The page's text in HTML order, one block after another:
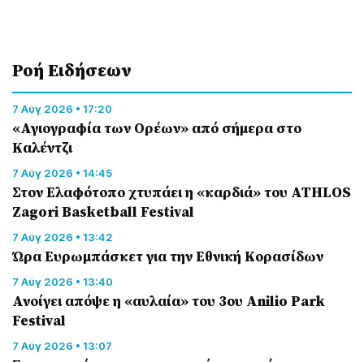
Ροή Eιδήσεων
7 Αύγ 2026 • 17:20
«Αγιογραφία των Ορέων» από σήμερα στο
Καλέντζι
7 Αύγ 2026 • 14:45
Στον Ελαφότοπο χτυπάει η «καρδιά» του ATHLOS
Zagori Basketball Festival
7 Αύγ 2026 • 13:42
Ώρα Ευρωμπάσκετ για την Εθνική Κορασίδων
7 Αύγ 2026 • 13:40
Ανοίγει απόψε η «αυλαία» του 3ου Anilio Park
Festival
7 Αύγ 2026 • 13:07